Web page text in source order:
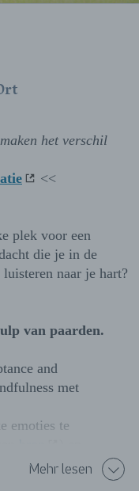
het verschil
<<
plek voor een
die je in de
naar je hart?
van paarden.
and
met
emoties te
voor coaching. Ze
Nu. Eenmaal de
Mehr lesen